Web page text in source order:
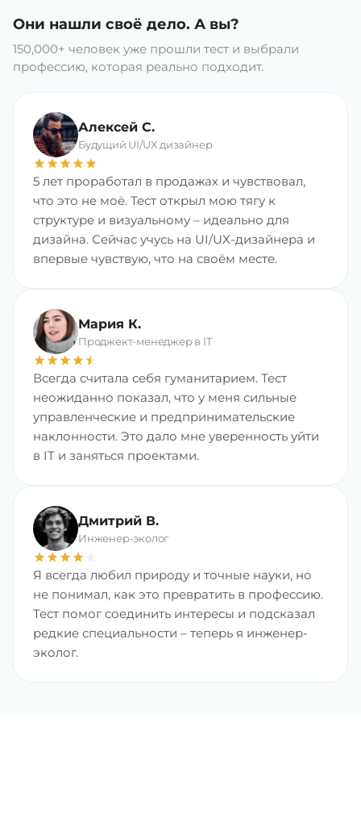
Они нашли своё дело. А вы?
150,000+ человек уже прошли тест и выбрали
профессию, которая реально подходит.
Алексей С.
Будущий UI/UX дизайнер
star star star star star
5 лет проработал в продажах и чувствовал,
что это не моё. Тест открыл мою тягу к
структуре и визуальному – идеально для
дизайна. Сейчас учусь на UI/UX-дизайнера и
впервые чувствую, что на своём месте.
Мария К.
Проджект-менеджер в IT
star star star star star
star
Всегда считала себя гуманитарием. Тест
неожиданно показал, что у меня сильные
управленческие и предпринимательские
наклонности. Это дало мне уверенность уйти
в IT и заняться проектами.
Дмитрий В.
Инженер-эколог
star star star star
Я всегда любил природу и точные науки, но
не понимал, как это превратить в профессию.
Тест помог соединить интересы и подсказал
редкие специальности – теперь я инженер-
эколог.